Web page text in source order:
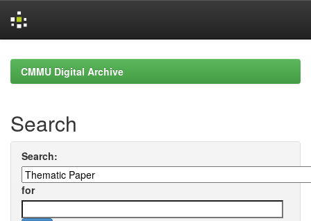
navigationCMMU Digital Archive
Search
Search:
for